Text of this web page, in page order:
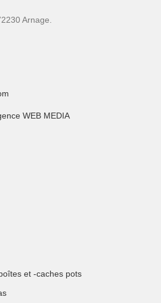
Arnage.
WEB MEDIA
et -caches pots